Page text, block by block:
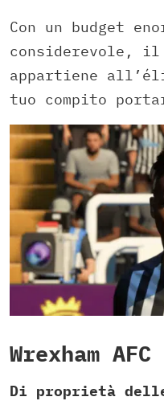
Con un budget
considerevole, il
appartiene
tuo compito
Wrexham AFC
Di proprietà